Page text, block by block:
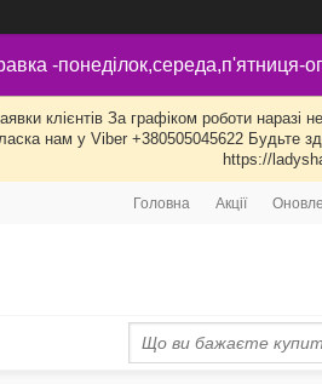
-понеділок,середа,п'ятниця-
клієнтів За графіком роботи
ласка нам у Viber +380505045622
https://
Головна Акції